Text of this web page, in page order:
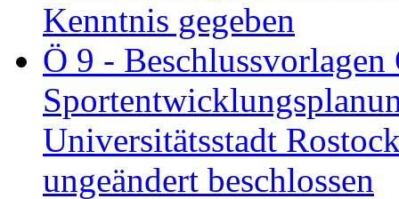
Kenntnis gegeben
Ö 9 - Beschlussvorlagen
Universitätsstadt
ungeändert beschlossen